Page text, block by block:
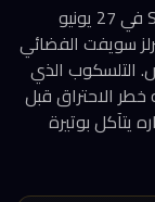
تستعد وكالة ناسا لإطلاق مهمة Swift Boost في 27 يونيو
سويفت الفضائي
التلسكوب الذي
الاحتراق قبل
يتآكل بوتيرة